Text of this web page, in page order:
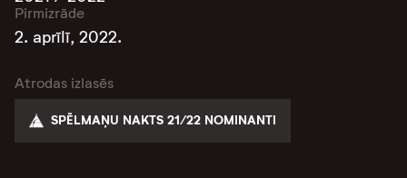
Pirmizrāde
2. aprīlī, 2022.
Atrodas izlasēs
SPĒLMAŅU NAKTS 21/22 NOMINANTI